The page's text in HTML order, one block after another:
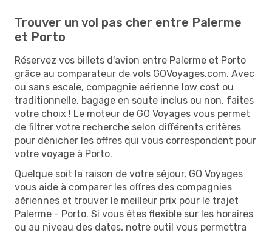
Trouver un vol pas cher entre Palerme
et Porto
Réservez vos billets d'avion entre Palerme et Porto
grâce au comparateur de vols GOVoyages.com. Avec
ou sans escale, compagnie aérienne low cost ou
traditionnelle, bagage en soute inclus ou non, faites
votre choix ! Le moteur de GO Voyages vous permet
de filtrer votre recherche selon différents critères
pour dénicher les offres qui vous correspondent pour
votre voyage à Porto.
Quelque soit la raison de votre séjour, GO Voyages
vous aide à comparer les offres des compagnies
aériennes et trouver le meilleur prix pour le trajet
Palerme - Porto. Si vous êtes flexible sur les horaires
ou au niveau des dates, notre outil vous permettra